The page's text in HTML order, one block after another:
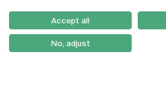
Como
Accept all
No, adjust